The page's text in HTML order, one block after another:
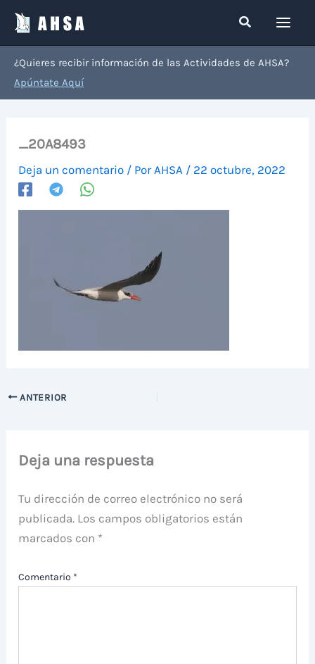
contenido
Buscar
¿Quieres recibir información de las Actividades de AHSA?
Apúntate Aquí
_20A8493
Deja un comentario / Por AHSA / 22 octubre, 2022
ANTERIOR
Deja una respuesta
Tu dirección de correo electrónico no será
publicada. Los campos obligatorios están
marcados con *
Comentario *